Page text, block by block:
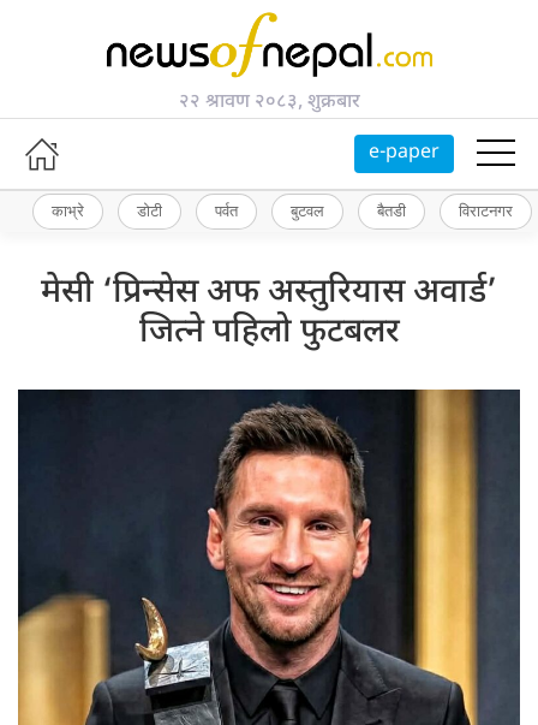
२२ श्रावण २०८३, शुक्रबार
e-paper
काभ्रे डोटी पर्वत बुटवल बैतडी विराटनगर
मेसी ‘प्रिन्सेस अफ अस्तुरियास अवार्ड’
जित्ने पहिलो फुटबलर